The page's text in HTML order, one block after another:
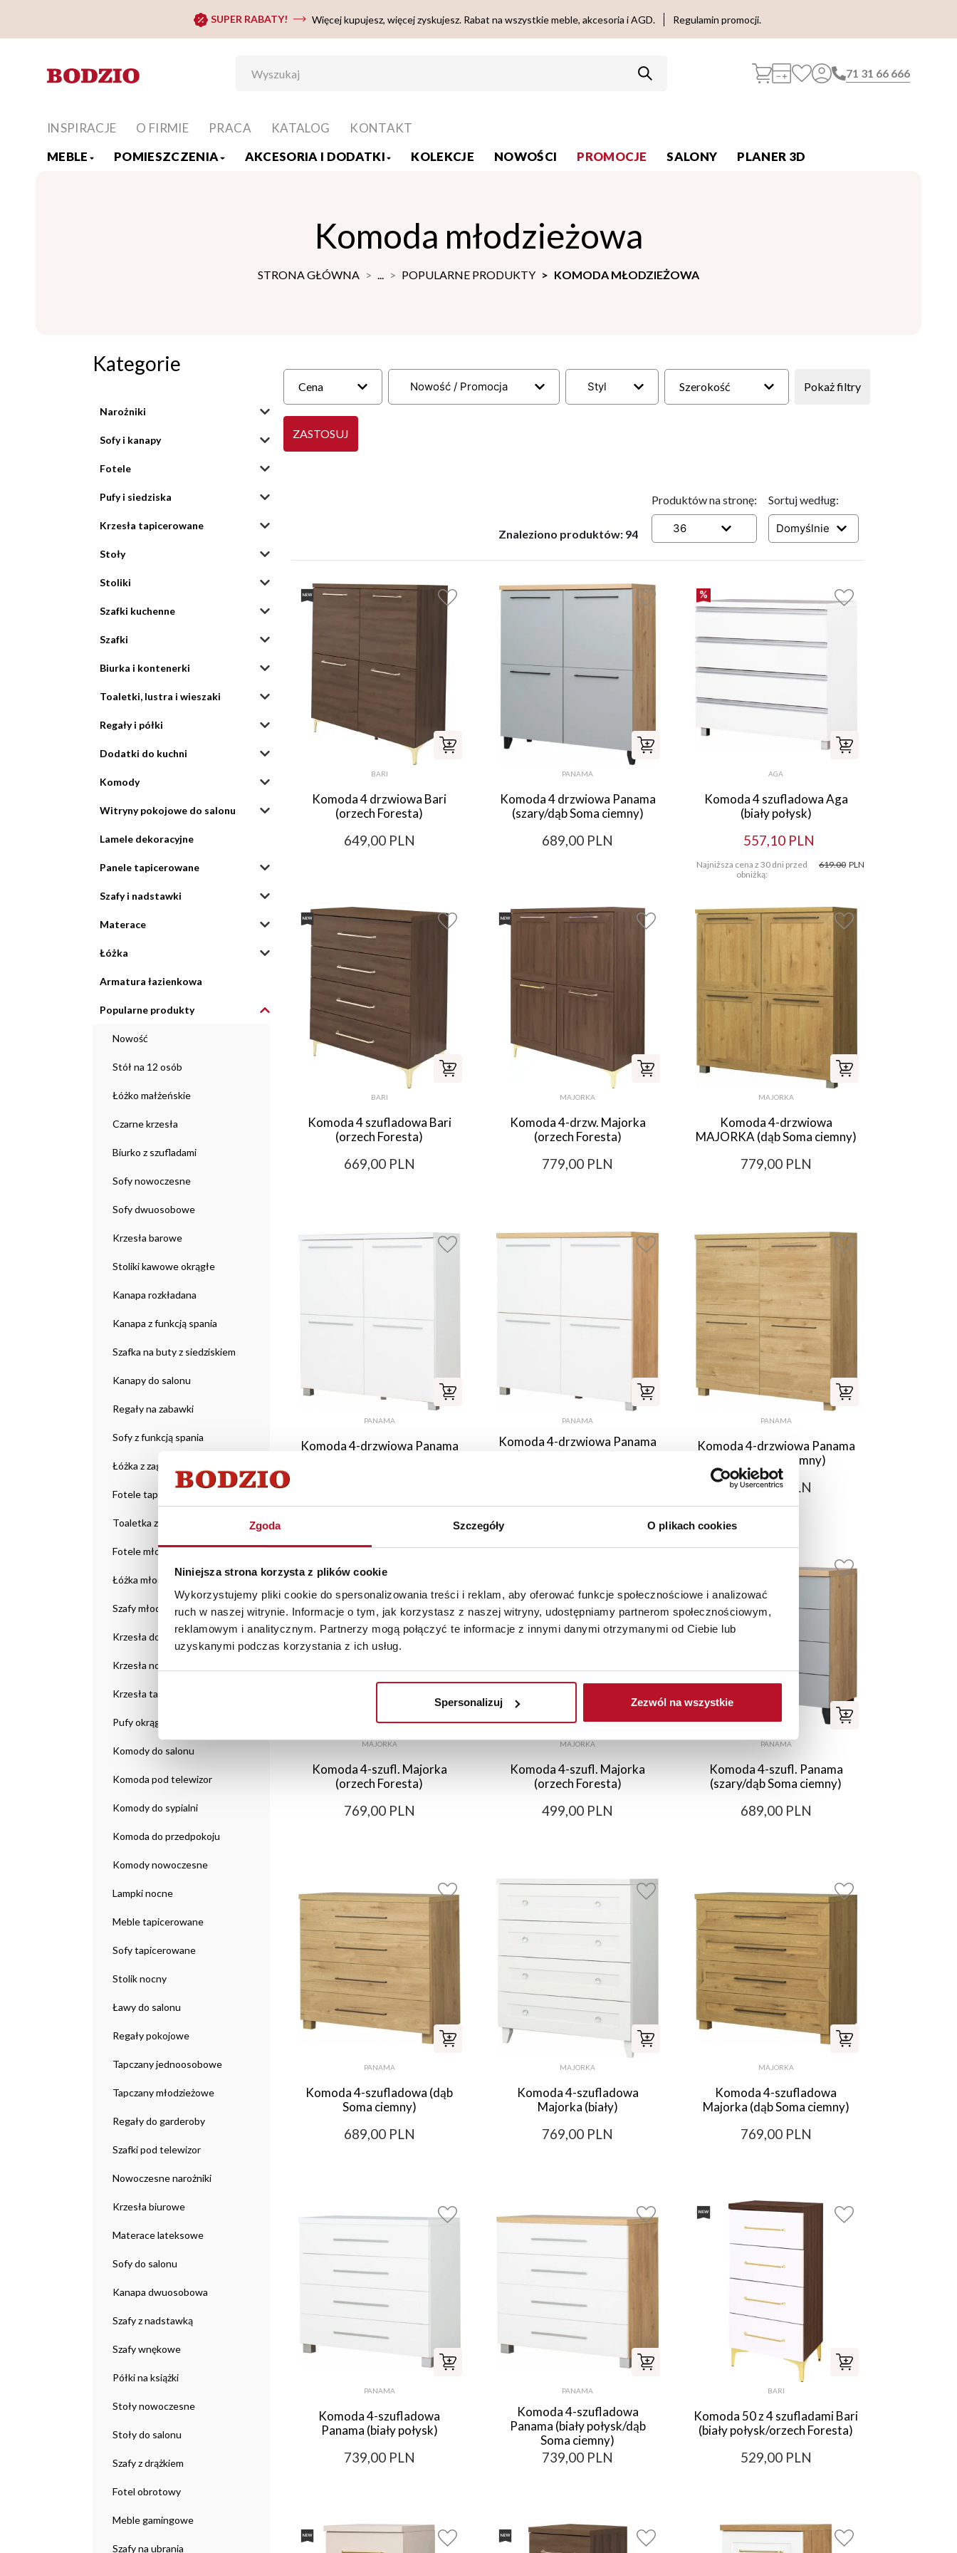
Zgoda Szczegóły O plikach cookies
Niniejsza strona korzysta z plików cookie
Wykorzystujemy pliki cookie do spersonalizowania treści i reklam, aby oferować funkcje społecznościowe i analizować
ruch w naszej witrynie. Informacje o tym, jak korzystasz z naszej witryny, udostępniamy partnerom społecznościowym,
reklamowym i analitycznym. Partnerzy mogą połączyć te informacje z innymi danymi otrzymanymi od Ciebie lub
uzyskanymi podczas korzystania z ich usług.
Spersonalizuj Zezwól na wszystkie
SUPER RABATY! Więcej kupujesz, więcej zyskujesz. Rabat na wszystkie meble, akcesoria i AGD. Regulamin promocji.
71 31 66 666
MEBLE POMIESZCZENIA AKCESORIA I DODATKI KOLEKCJE NOWOŚCI PROMOCJE SALONY PLANER 3D
INSPIRACJE O FIRMIE PRACA KATALOG KONTAKT
Komoda młodzieżowa
STRONA GŁÓWNA ... POPULARNE PRODUKTY KOMODA MŁODZIEŻOWA
Kategorie
Narożniki
Sofy i kanapy
Fotele
Pufy i siedziska
Krzesła tapicerowane
Stoły
Stoliki
Szafki kuchenne
Szafki
Biurka i kontenerki
Toaletki, lustra i wieszaki
Regały i półki
Dodatki do kuchni
Komody
Witryny pokojowe do salonu
Lamele dekoracyjne
Panele tapicerowane
Szafy i nadstawki
Materace
Łóżka
Armatura łazienkowa
Popularne produkty
Nowość
Stół na 12 osób
Łóżko małżeńskie
Czarne krzesła
Biurko z szufladami
Sofy nowoczesne
Sofy dwuosobowe
Krzesła barowe
Stoliki kawowe okrągłe
Kanapa rozkładana
Kanapa z funkcją spania
Szafka na buty z siedziskiem
Kanapy do salonu
Regały na zabawki
Sofy z funkcją spania
Łóżka z zagłówkiem
Fotele tapicerowane
Toaletka z lustrem
Fotele młodzieżowe
Łóżka młodzieżowe
Szafy młodzieżowe
Krzesła do salonu
Krzesła nowoczesne
Krzesła tapicerowane
Pufy okrągłe
Komody do salonu
Komoda pod telewizor
Komody do sypialni
Komoda do przedpokoju
Komody nowoczesne
Lampki nocne
Meble tapicerowane
Sofy tapicerowane
Stolik nocny
Ławy do salonu
Regały pokojowe
Tapczany jednoosobowe
Tapczany młodzieżowe
Regały do garderoby
Szafki pod telewizor
Nowoczesne narożniki
Krzesła biurowe
Materace lateksowe
Sofy do salonu
Kanapa dwuosobowa
Szafy z nadstawką
Szafy wnękowe
Półki na książki
Stoły nowoczesne
Stoły do salonu
Szafy z drążkiem
Fotel obrotowy
Meble gamingowe
Szafy na ubrania
Cena Nowość / Promocja Styl Szerokość Pokaż filtry
ZASTOSUJ
Znaleziono produktów: 94
Produktów na stronę:
36
Sortuj według:
Domyślnie
BARI
Komoda 4 drzwiowa Bari
(orzech Foresta)
649,00 PLN
PANAMA
Komoda 4 drzwiowa Panama
(szary/dąb Soma ciemny)
689,00 PLN
AGA
Komoda 4 szufladowa Aga
(biały połysk)
557,10 PLN
Najniższa cena z 30 dni przed
obniżką:
619.00 PLN
BARI
Komoda 4 szufladowa Bari
(orzech Foresta)
669,00 PLN
MAJORKA
Komoda 4-drzw. Majorka
(orzech Foresta)
779,00 PLN
MAJORKA
Komoda 4-drzwiowa
MAJORKA (dąb Soma ciemny)
779,00 PLN
PANAMA
Komoda 4-drzwiowa Panama
PANAMA
Komoda 4-drzwiowa Panama
(biały połysk/dąb Soma
PANAMA
Komoda 4-drzwiowa Panama
(dąb Soma ciemny)
689,00 PLN
MAJORKA
Komoda 4-szufl. Majorka
(orzech Foresta)
769,00 PLN
MAJORKA
Komoda 4-szufl. Majorka
(orzech Foresta)
499,00 PLN
PANAMA
Komoda 4-szufl. Panama
(szary/dąb Soma ciemny)
689,00 PLN
PANAMA
Komoda 4-szufladowa (dąb
Soma ciemny)
689,00 PLN
MAJORKA
Komoda 4-szufladowa
Majorka (biały)
769,00 PLN
MAJORKA
Komoda 4-szufladowa
Majorka (dąb Soma ciemny)
769,00 PLN
PANAMA
Komoda 4-szufladowa
Panama (biały połysk)
739,00 PLN
PANAMA
Komoda 4-szufladowa
Panama (biały połysk/dąb
Soma ciemny)
739,00 PLN
BARI
Komoda 50 z 4 szufladami Bari
(biały połysk/orzech Foresta)
529,00 PLN